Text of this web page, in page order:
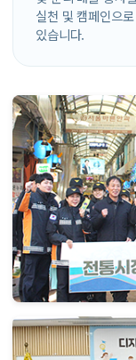
실천 및 캠페인으
있습니다.